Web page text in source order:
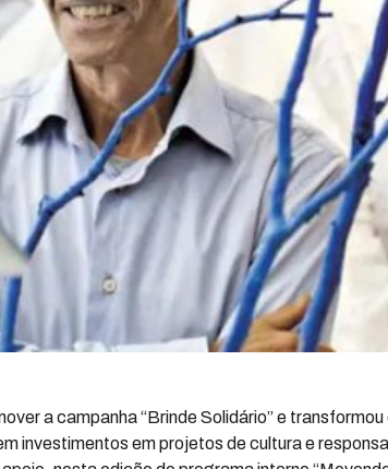
a campanha “Brinde Solidário” e transformou
investimentos em projetos de cultura e